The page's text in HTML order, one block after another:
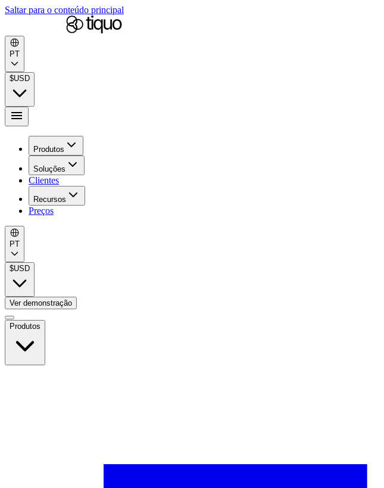
Saltar para o conteúdo principal
PT
$USD
Produtos
Soluções
Clientes
Recursos
Preços
PT
$USD
Ver demonstração
Produtos